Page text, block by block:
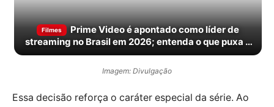
Filmes
Prime Video é apontado como líder de
streaming no Brasil em 2026; entenda o que puxa o
crescimento
Imagem: Divulgação
Essa decisão reforça o caráter especial da série. Ao